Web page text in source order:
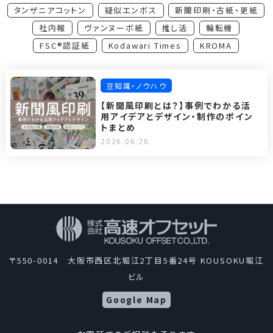
タンザニアコットン
疑似エンボス
新聞印刷・古紙・更紙
社内報
ヴァンヌーボ紙 推し活
輪転機
FSC®認証紙
Kodawari Times KROMA
豆知識・ノウハウ
【新聞風印刷とは？】事例でわかる活
用アイデアとデザイン・制作のポイン
トまとめ
2026.06.26
〒550-0014 大阪市西区北堀江2丁目5番24号 KOUSOKU堀江
ビル
Google Map